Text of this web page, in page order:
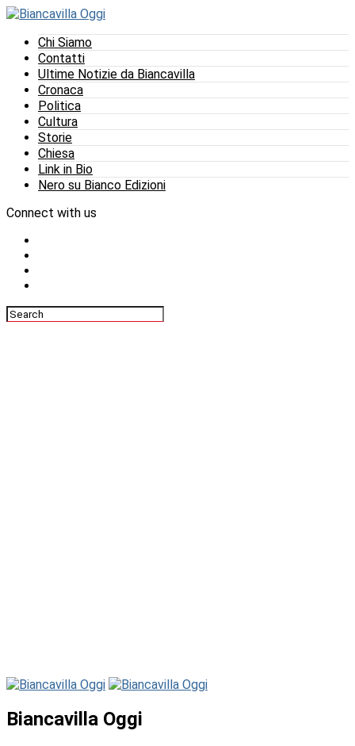
Chi Siamo
Contatti
Ultime Notizie da Biancavilla
Cronaca
Politica
Cultura
Storie
Chiesa
Link in Bio
Nero su Bianco Edizioni
Connect with us
Biancavilla Oggi